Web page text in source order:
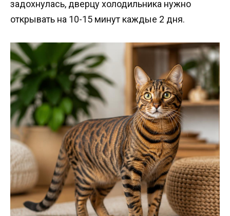
задохнулась, дверцу холодильника нужно
открывать на 10-15 минут каждые 2 дня.